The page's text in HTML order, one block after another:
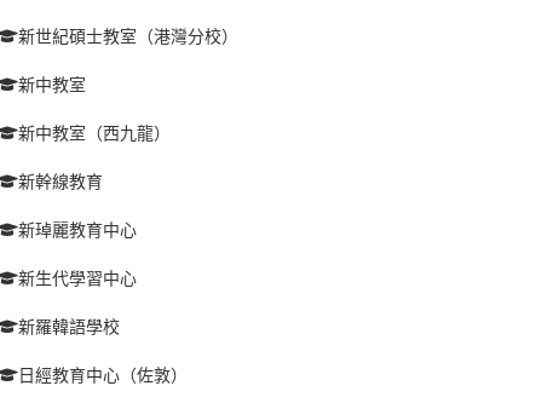
新世紀碩士教室（港灣分校）
新中教室
新中教室（西九龍）
新幹線教育
新琸麗教育中心
新生代學習中心
新羅韓語學校
日經教育中心（佐敦）